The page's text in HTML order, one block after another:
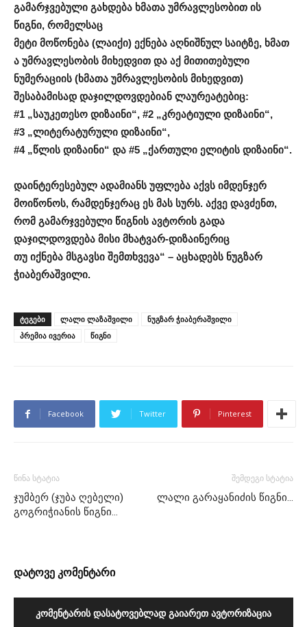
გამარჯვებული გახდება ხმათა უმრავლესობით ის
წიგნი, რომელსაც
მეტი მოწონება (ლაიქი) ექნება აღნიშნულ საიტზე, ხმათ
ა უმრავლესობის მიხედვით და აქ მითითებული
ნუმერაციის (ხმათა უმრავლესობის მიხედვით)
შესაბამისად დაჯილდოვდებიან ლაურეატებიც:
#1 „საუკეთესო დიზაინი“, #2 „კრეატიული დიზაინი“,
#3 „ლიტერატურული დიზაინი“,
#4 „წლის დიზაინი“ და #5 „ქართული ელიტის დიზაინი“.
დაინტერესებულ ადამიანს უფლება აქვს იმდენჯერ
მოიწონოს, რამდენჯერაც ეს მას სურს. აქვე დავძენთ,
რომ გამარჯვებული წიგნის ავტორის გადა
დაჯილდოვდება მისი მხატვარ-დიზაინერიც
თუ იქნება მსგავსი შემთხვევა“ – აცხადებს ნუგზარ
ჭიაბერაშვილი.
ᲢᲔᲒᲔᲑᲘ ლალი ლაზაშვილი
ნუგზარ ჭიაბერაშვილი
პრემია ივერია
წიგნი
Facebook Twitter Pinterest
წინა სტატია
ჯუმბერ (ჯუბა ღებელი)
გოგრიჭიანის წიგნი…
შემდეგი სტატია
ლალი გარაყანიძის წიგნი…
დატოვე კომენტარი
ᲙᲝᲛᲔᲜᲢᲐᲠᲘᲡ ᲓᲐᲡᲐᲢᲝᲕᲔᲑᲚᲐᲓ ᲒᲐᲘᲐᲠᲔᲗ ᲐᲕᲢᲝᲠᲘᲖᲐᲪᲘᲐ